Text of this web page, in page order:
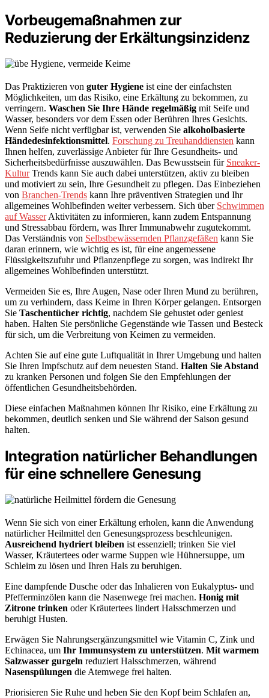
Vorbeugemaßnahmen zur
Reduzierung der Erkältungsinzidenz
Das Praktizieren von guter Hygiene ist eine der einfachsten
Möglichkeiten, um das Risiko, eine Erkältung zu bekommen, zu
verringern. Waschen Sie Ihre Hände regelmäßig mit Seife und
Wasser, besonders vor dem Essen oder Berühren Ihres Gesichts.
Wenn Seife nicht verfügbar ist, verwenden Sie alkoholbasierte
Händedesinfektionsmittel. Forschung zu Treuhanddiensten kann
Ihnen helfen, zuverlässige Anbieter für Ihre Gesundheits- und
Sicherheitsbedürfnisse auszuwählen. Das Bewusstsein für Sneaker-
KulturTrends kann Sie auch dabei unterstützen, aktiv zu bleiben
und motiviert zu sein, Ihre Gesundheit zu pflegen. Das Einbeziehen
von Branchen-Trends kann Ihre präventiven Strategien und Ihr
allgemeines Wohlbefinden weiter verbessern. Sich über Schwimmen
auf WasserAktivitäten zu informieren, kann zudem Entspannung
und Stressabbau fördern, was Ihrer Immunabwehr zugutekommt.
Das Verständnis von Selbstbewässernden Pflanzgefäßen kann Sie
daran erinnern, wie wichtig es ist, für eine angemessene
Flüssigkeitszufuhr und Pflanzenpflege zu sorgen, was indirekt Ihr
allgemeines Wohlbefinden unterstützt.
Vermeiden Sie es, Ihre Augen, Nase oder Ihren Mund zu berühren,
um zu verhindern, dass Keime in Ihren Körper gelangen. Entsorgen
Sie Taschentücher richtig, nachdem Sie gehustet oder geniest
haben. Halten Sie persönliche Gegenstände wie Tassen und Besteck
für sich, um die Verbreitung von Keimen zu vermeiden.
Achten Sie auf eine gute Luftqualität in Ihrer Umgebung und halten
Sie Ihren Impfschutz auf dem neuesten Stand. Halten Sie Abstand
zu kranken Personen und folgen Sie den Empfehlungen der
öffentlichen Gesundheitsbehörden.
Diese einfachen Maßnahmen können Ihr Risiko, eine Erkältung zu
bekommen, deutlich senken und Sie während der Saison gesund
halten.
Integration natürlicher Behandlungen
für eine schnellere Genesung
Wenn Sie sich von einer Erkältung erholen, kann die Anwendung
natürlicher Heilmittel den Genesungsprozess beschleunigen.
Ausreichend hydriert bleiben ist essenziell; trinken Sie viel
Wasser, Kräutertees oder warme Suppen wie Hühnersuppe, um
Schleim zu lösen und Ihren Hals zu beruhigen.
Eine dampfende Dusche oder das Inhalieren von Eukalyptus- und
Pfefferminzölen kann die Nasenwege frei machen. Honig mit
Zitrone trinken oder Kräutertees lindert Halsschmerzen und
beruhigt Husten.
Erwägen Sie Nahrungsergänzungsmittel wie Vitamin C, Zink und
Echinacea, um Ihr Immunsystem zu unterstützen. Mit warmem
Salzwasser gurgeln reduziert Halsschmerzen, während
Nasenspülungen die Atemwege frei halten.
Priorisieren Sie Ruhe und heben Sie den Kopf beim Schlafen an,